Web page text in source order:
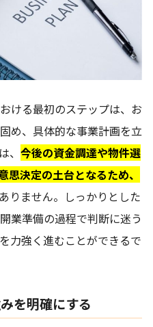
ける最初のステップは、お
め、具体的な事業計画を立
今後の資金調達や物件選
思決定の土台となるため、
りません。しっかりとした
業準備の過程で判断に迷う
力強く進むことができるで
を明確にする